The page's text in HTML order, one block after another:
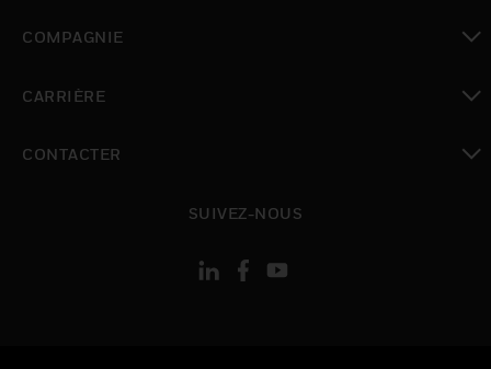
COMPAGNIE
CARRIÈRE
CONTACTER
SUIVEZ-NOUS